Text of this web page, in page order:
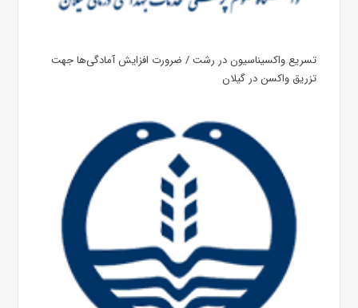
تسریع واکسیناسیون در رشت / ضرورت افزایش آمادگی‌ها جهت
تزریق واکسن در گیلان